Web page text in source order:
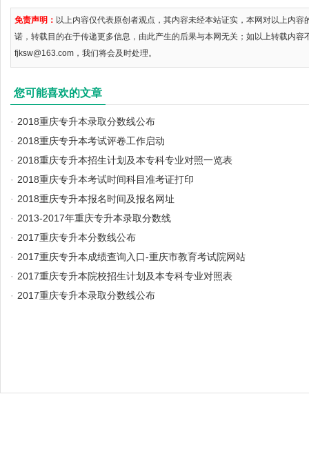
免责声明： 以上内容仅代表原创者观点，其内容未经本站证实，本网对以上内
诺，转载目的在于传递更多信息，由此产生的后果与本网无关；如以上转载内容
fjksw@163.com，我们将会及时处理。
您可能喜欢的文章
· 2018重庆专升本录取分数线公布
· 2018重庆专升本考试评卷工作启动
· 2018重庆专升本招生计划及本专科专业对照一览表
· 2018重庆专升本考试时间科目准考证打印
· 2018重庆专升本报名时间及报名网址
· 2013-2017年重庆专升本录取分数线
· 2017重庆专升本分数线公布
· 2017重庆专升本成绩查询入口-重庆市教育考试院网站
· 2017重庆专升本院校招生计划及本专科专业对照表
· 2017重庆专升本录取分数线公布